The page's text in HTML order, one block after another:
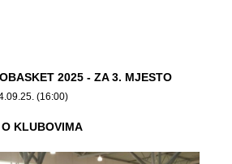
2025 - ZA 3. MJESTO
(16:00)
KLUBOVIMA